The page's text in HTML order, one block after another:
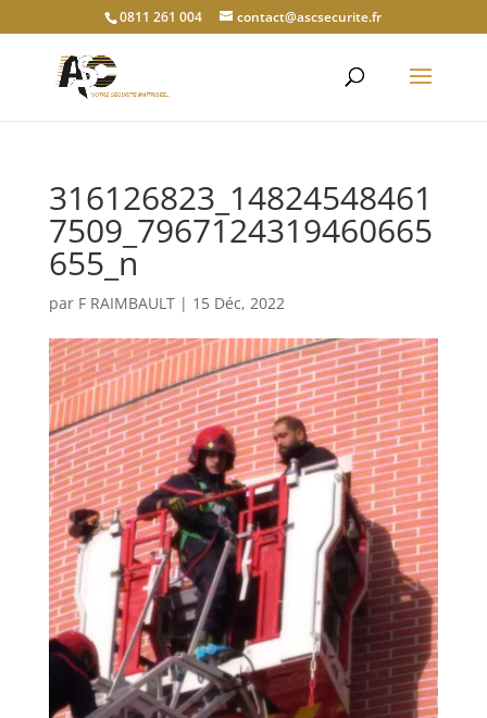
0811 261 004 contact@ascsecurite.fr
316126823_14824548461
7509_7967124319460665
655_n
par F RAIMBAULT| 15 Déc, 2022